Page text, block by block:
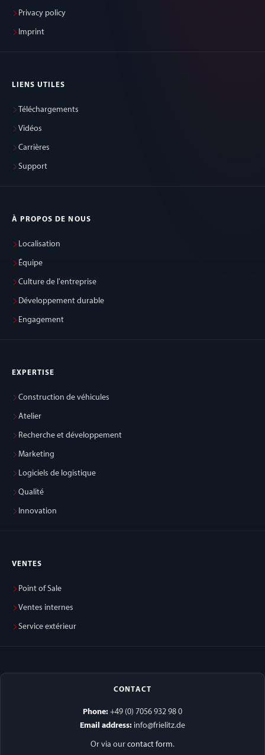
Privacy policy
Imprint
LIENS UTILES
Téléchargements
Vidéos
Carrières
Support
À PROPOS DE NOUS
Localisation
Équipe
Culture de l'entreprise
Développement durable
Engagement
EXPERTISE
Construction de véhicules
Atelier
Recherche et développement
Marketing
Logiciels de logistique
Qualité
Innovation
VENTES
Point of Sale
Ventes internes
Service extérieur
CONTACT
Phone: +49 (0) 7056 932 98 0
Email address: info@frielitz.de
Or via our contact form.